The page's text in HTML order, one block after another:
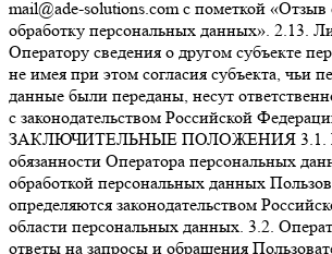
mail@ade-solutions.com с пометкой «Отзыв
обработку персональных данных». 2.13.
Оператору сведения о другом субъекте
не имея при этом согласия субъекта, чьи
данные были переданы, несут
с законодательством Российской
ЗАКЛЮЧИТЕЛЬНЫЕ ПОЛОЖЕНИЯ 3.1.
обязанности Оператора персональных
обработкой персональных данных
определяются законодательством
области персональных данных. 3.2.
ответы на запросы и обращения